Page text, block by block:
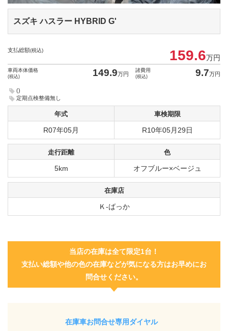
スズキ ハスラー HYBRID G'
支払総額(税込) 159.6万円
車両本体価格
(税込) 149.9万円
諸費用
(税込) 9.7万円
()
定期点検整備無し
年式 車検期限
R07年05月 R10年05月29日
走行距離 色
5km オフブルー×ベージュ
在庫店
Ｋ-ばっか
当店の在庫は全て限定1台！
支払い総額や他の色の在庫などが気になる方はお早めにお
問合せください。
在庫車お問合せ専用ダイヤル